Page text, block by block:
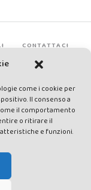
come i cookie per
Il consenso a
il comportamento
o ritirare il
e funzioni.
CONTATTACI
di Siena con
Chiara
Valdichiana